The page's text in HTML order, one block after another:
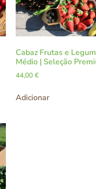
Cabaz Frutas e
Médio | Seleção
44,00 €
Adicionar